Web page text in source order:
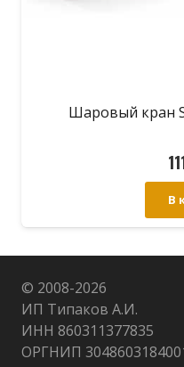
Шаровый кран
В
© 2008-2026
ИП Типаков А.И.
ИНН 860311377835
ОРГНИП